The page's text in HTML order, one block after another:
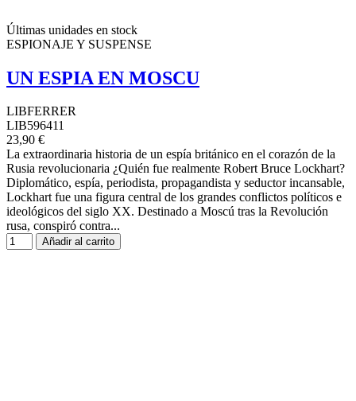
Últimas unidades en stock
ESPIONAJE Y SUSPENSE
UN ESPIA EN MOSCU
LIBFERRER
LIB596411
23,90 €
La extraordinaria historia de un espía británico en el corazón de la
Rusia revolucionaria ¿Quién fue realmente Robert Bruce Lockhart?
Diplomático, espía, periodista, propagandista y seductor incansable,
Lockhart fue una figura central de los grandes conflictos políticos e
ideológicos del siglo XX. Destinado a Moscú tras la Revolución
rusa, conspiró contra...
Añadir al carrito